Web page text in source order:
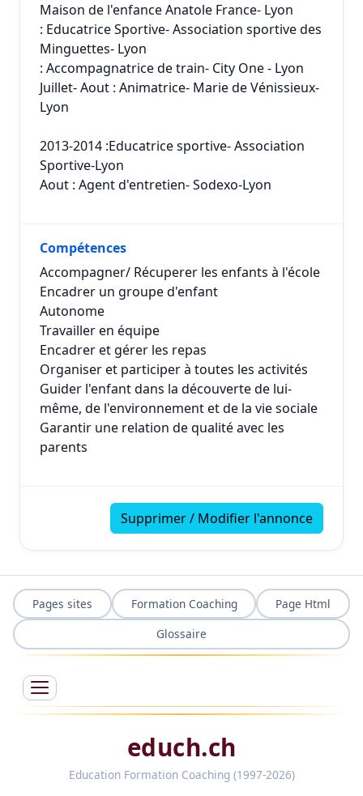
Maison de l'enfance Anatole France- Lyon
: Educatrice Sportive- Association sportive des
Minguettes- Lyon
: Accompagnatrice de train- City One - Lyon
Juillet- Aout : Animatrice- Marie de Vénissieux-
Lyon
2013-2014 :Educatrice sportive- Association
Sportive-Lyon
Aout : Agent d'entretien- Sodexo-Lyon
Compétences
Accompagner/ Récuperer les enfants à l'école
Encadrer un groupe d'enfant
Autonome
Travailler en équipe
Encadrer et gérer les repas
Organiser et participer à toutes les activités
Guider l'enfant dans la découverte de lui-
même, de l'environnement et de la vie sociale
Garantir une relation de qualité avec les
parents
Supprimer / Modifier l'annonce
Pages sites Formation Coaching
Page Html
Glossaire
educh.ch
Education Formation Coaching (1997-2026)